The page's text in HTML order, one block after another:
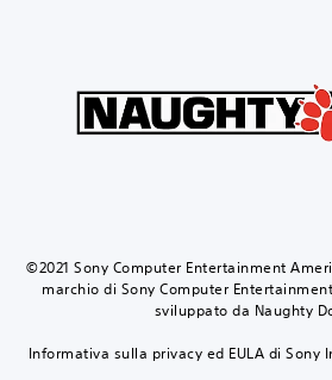
©2021 Sony Computer Entertainment
marchio di Sony Computer
sviluppato da Naughty
Informativa sulla privacy ed EULA di Sony